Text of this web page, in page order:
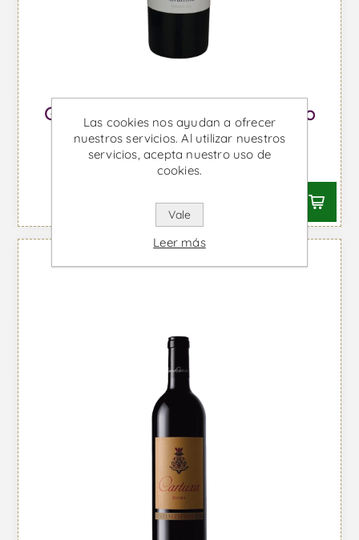
Grainha Reserva Magnum - Vino
Tinto
Desde €40,58 IVA incl.
Las cookies nos ayudan a ofrecer
nuestros servicios. Al utilizar nuestros
servicios, acepta nuestro uso de
cookies.
Vale
Leer más